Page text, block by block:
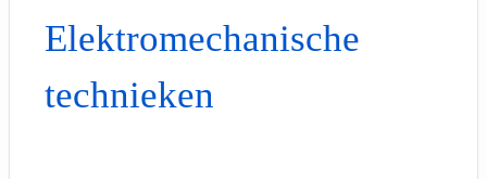
Elektromechanische
technieken